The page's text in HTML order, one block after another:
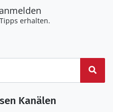
erhalten.
Kanälen